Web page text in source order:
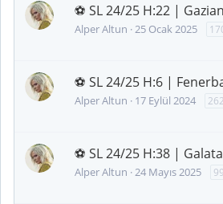
⚽ SL 24/25 H:22 |
Alper Altun 25 Ocak 2025
⚽ SL 24/25 H:6 |
Alper Altun 17 Eylül 2024 262
⚽ SL 24/25 H:38 |
Alper Altun 24 Mayıs 2025 99